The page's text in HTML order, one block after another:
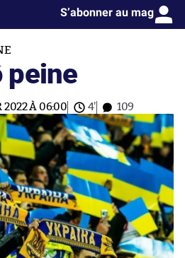
S’abonner au mag
peine
2022 À 06:00 4' 109